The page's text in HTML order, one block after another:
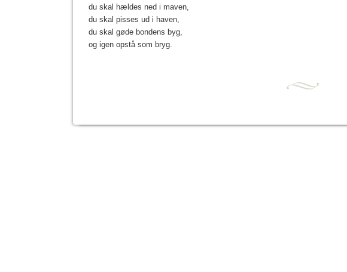
du skal hældes ned i maven,
du skal pisses ud i haven,
du skal gøde bondens byg,
og igen opstå som bryg.